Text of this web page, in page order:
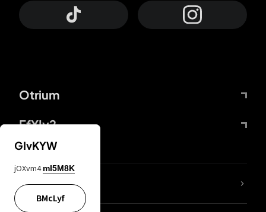
Otrium
FfYIy2
65A04M
GIvKYW
jOXvm4 mI5M8K
BMcLyf